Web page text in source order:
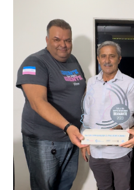
conta do sistema de
recentemente em todo
Kennedy, o sistema é
do país, sendo possível a
meio do cruzamento de
específico, com dados de
de Janeiro.
“Mais de 100 câmeras
interior de Presidente
segurança à população,
produtores
parabéns a todos os
segurança da nossa
Fontão.